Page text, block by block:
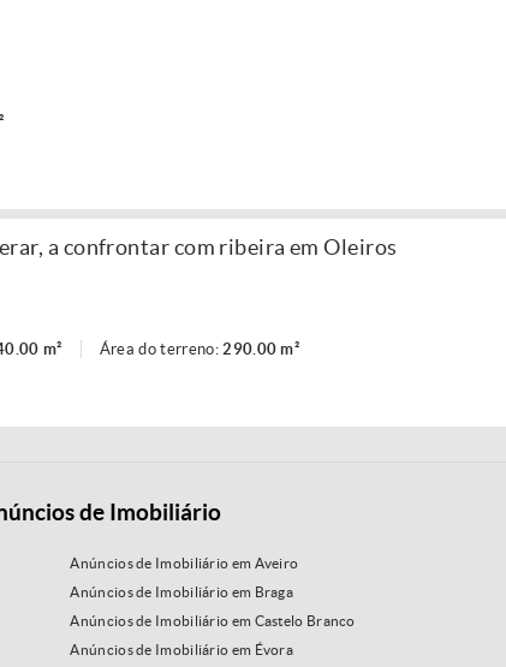
a confrontar com ribeira em Oleiros
m² Área do terreno:290.00 m²
de Imobiliário
Anúncios de Imobiliário em Aveiro
Anúncios de Imobiliário em Braga
Anúncios de Imobiliário em Castelo Branco
Anúncios de Imobiliário em Évora